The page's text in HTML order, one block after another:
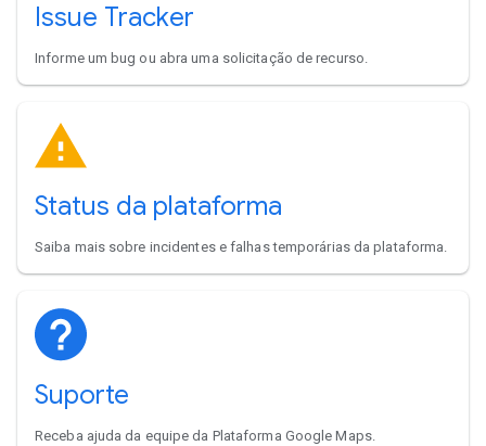
Issue Tracker
Informe um bug ou abra uma solicitação de recurso.
Status da plataforma
Saiba mais sobre incidentes e falhas temporárias da plataforma.
Suporte
Receba ajuda da equipe da Plataforma Google Maps.